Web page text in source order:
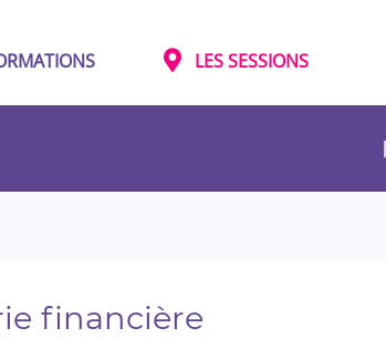
LES SESSIONS
financière